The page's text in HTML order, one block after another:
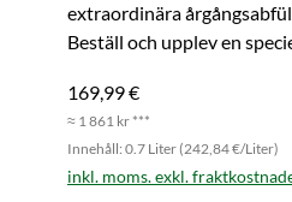
extraordinära
Beställ och upplev en
169,99 €
≈ 1 861 kr ***
Innehåll: 0.7 Liter (242,84 €/Liter)
inkl. moms. exkl.